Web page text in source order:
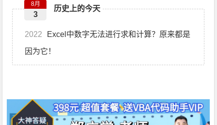
历史上的今天
8月
3
2022 Excel中数字无法进行求和计算？原来都是
因为它！